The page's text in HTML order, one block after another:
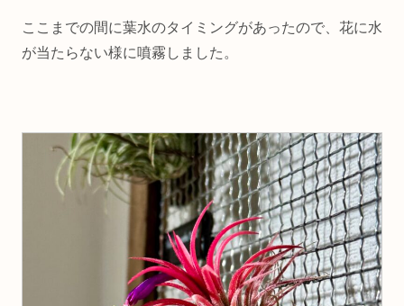
ここまでの間に葉水のタイミングがあったので、花に水
が当たらない様に噴霧しました。